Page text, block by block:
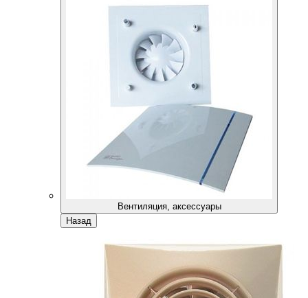
Вентиляция, аксессуары
Назад